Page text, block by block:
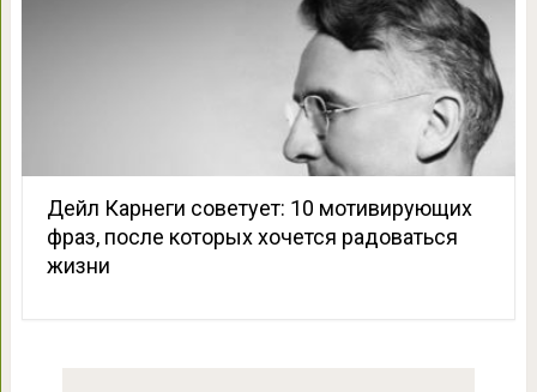
Дейл Карнеги советует: 10 мотивирующих
фраз, после которых хочется радоваться
жизни